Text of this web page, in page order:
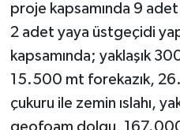
proje kapsamında 9
2 adet yaya üstgeçidi
kapsamında; yaklaşık
15.500 mt forekazık,
çukuru ile zemin ıslahı,